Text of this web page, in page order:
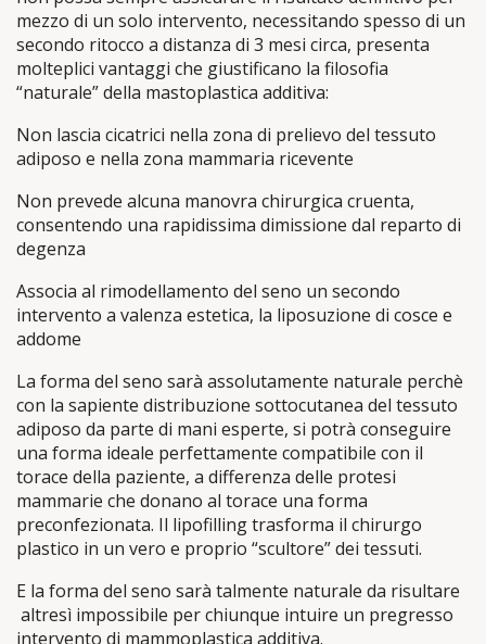
mezzo di un solo intervento, necessitando spesso di un
secondo ritocco a distanza di 3 mesi circa, presenta
molteplici vantaggi che giustificano la filosofia
“naturale” della mastoplastica additiva:
Non lascia cicatrici nella zona di prelievo del tessuto
adiposo e nella zona mammaria ricevente
Non prevede alcuna manovra chirurgica cruenta,
consentendo una rapidissima dimissione dal reparto di
degenza
Associa al rimodellamento del seno un secondo
intervento a valenza estetica, la liposuzione di cosce e
addome
La forma del seno sarà assolutamente naturale perchè
con la sapiente distribuzione sottocutanea del tessuto
adiposo da parte di mani esperte, si potrà conseguire
una forma ideale perfettamente compatibile con il
torace della paziente, a differenza delle protesi
mammarie che donano al torace una forma
preconfezionata. Il lipofilling trasforma il chirurgo
plastico in un vero e proprio “scultore” dei tessuti.
E la forma del seno sarà talmente naturale da risultare
altresì impossibile per chiunque intuire un pregresso
intervento di mammoplastica additiva.